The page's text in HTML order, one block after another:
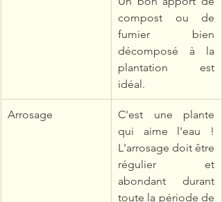
compost ou de
fumier bien
décomposé à la
plantation est
idéal.
Arrosage
C'est une plante
qui aime l'eau !
L'arrosage doit être
régulier et
abondant durant
toute la période de